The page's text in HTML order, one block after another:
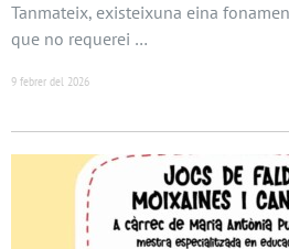
Tanmateix, existeixuna eina
que no requerei …
9 febrer del 2026